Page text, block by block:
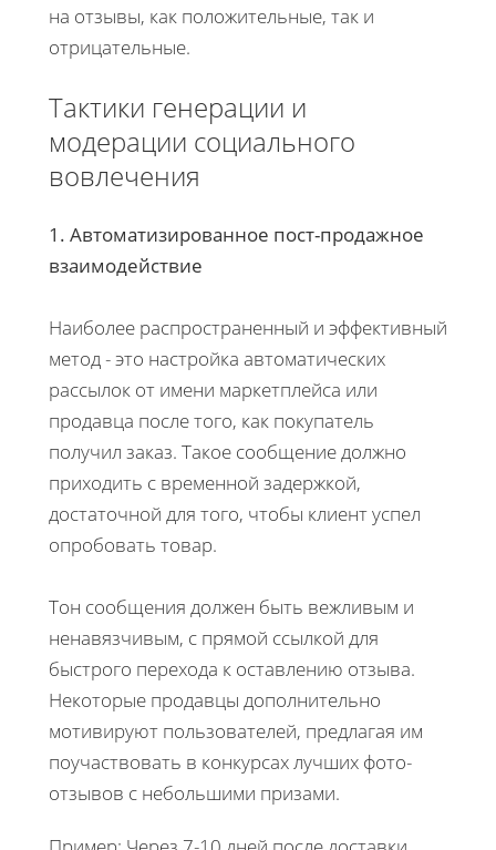
на отзывы, как положительные, так и
отрицательные.
Тактики генерации и
модерации социального
вовлечения
1. Автоматизированное пост-продажное
взаимодействие
Наиболее распространенный и эффективный
метод - это настройка автоматических
рассылок от имени маркетплейса или
продавца после того, как покупатель
получил заказ. Такое сообщение должно
приходить с временной задержкой,
достаточной для того, чтобы клиент успел
опробовать товар.
Тон сообщения должен быть вежливым и
ненавязчивым, с прямой ссылкой для
быстрого перехода к оставлению отзыва.
Некоторые продавцы дополнительно
мотивируют пользователей, предлагая им
поучаствовать в конкурсах лучших фото-
отзывов с небольшими призами.